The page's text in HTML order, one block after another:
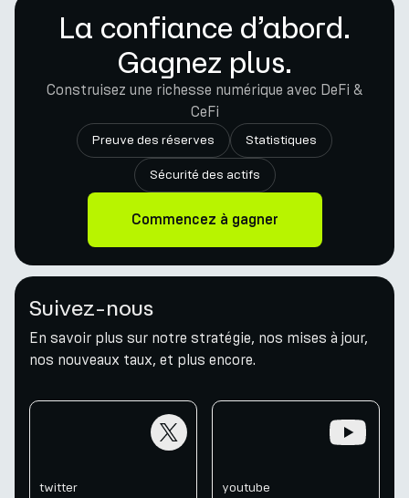
La confiance d’abord.
Gagnez plus.
Construisez une richesse numérique avec DeFi &
CeFi
Preuve des réserves Statistiques
Sécurité des actifs
Commencez à gagner
Suivez-nous
En savoir plus sur notre stratégie, nos mises à jour,
nos nouveaux taux, et plus encore.
twitter youtube